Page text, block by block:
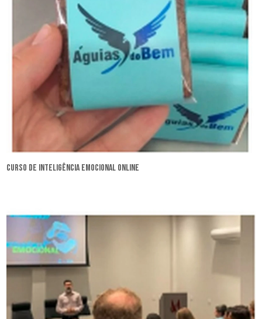
curso de inteligência emocional online